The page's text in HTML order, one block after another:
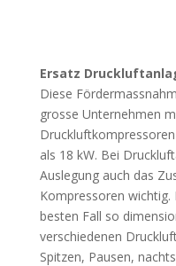
Ersatz
Diese
grosse Unternehmen
als 18 kW. Bei
Auslegung auch das
Kompressoren
besten Fall so
verschiedenen
Spitzen, Pausen,